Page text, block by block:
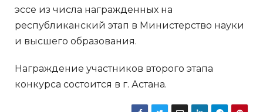
эссе из числа награжденных на
республиканский этап в Министерство науки
и высшего образования.
Награждение участников второго этапа
конкурса состоится в г. Астана.